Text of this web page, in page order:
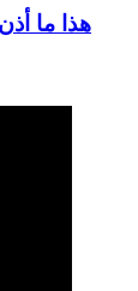
هذا ما